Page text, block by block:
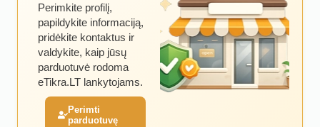
Perimkite profilį,
papildykite informaciją,
pridėkite kontaktus ir
valdykite, kaip jūsų
parduotuvė rodoma
eTikra.LT lankytojams.
Perimti
parduotuvę